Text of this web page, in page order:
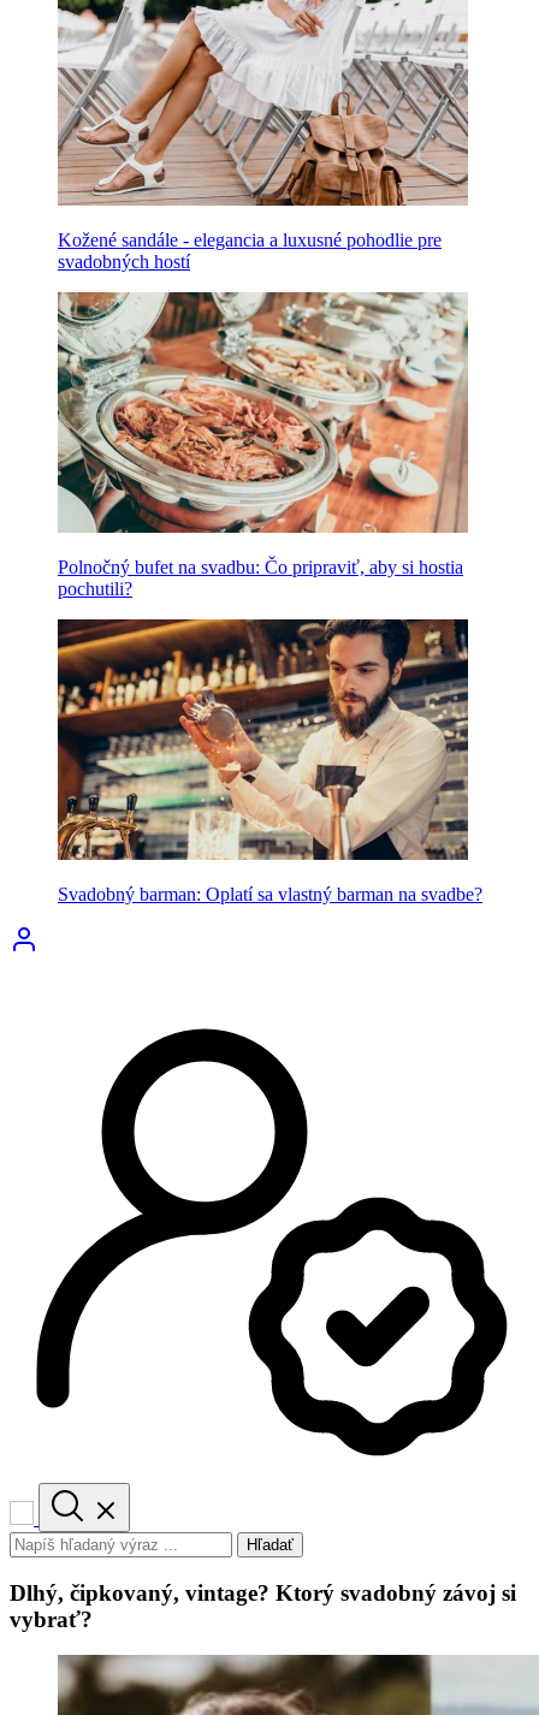
Kožené sandále - elegancia a luxusné pohodlie pre
svadobných hostí
Polnočný bufet na svadbu: Čo pripraviť, aby si hostia
pochutili?
Svadobný barman: Oplatí sa vlastný barman na svadbe?
Hľadať
Dlhý, čipkovaný, vintage? Ktorý svadobný závoj si
vybrať?